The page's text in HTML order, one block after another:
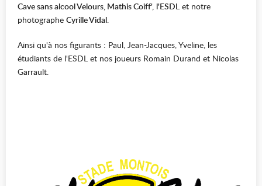
Cave sans alcool Velours, Mathis Coiff', l'ESDL et notre
photographe Cyrille Vidal.
Ainsi qu'à nos figurants : Paul, Jean-Jacques, Yveline, les
étudiants de l'ESDL et nos joueurs Romain Durand et Nicolas
Garrault.